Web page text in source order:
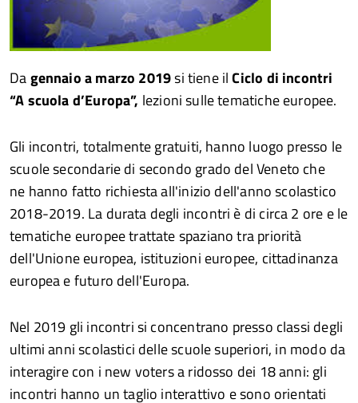
Dagennaio a marzo 2019si tiene ilCiclo di incontri
“A scuola d’Europa”, lezioni sulle tematiche europee.
Gli incontri, totalmente gratuiti, hanno luogo presso le
scuole secondarie di secondo grado del Veneto che
ne hanno fatto richiesta all'inizio dell'anno scolastico
2018-2019. La durata degli incontri è di circa 2 ore e le
tematiche europee trattate spaziano tra priorità
dell'Unione europea, istituzioni europee, cittadinanza
europea e futuro dell'Europa.
Nel 2019 gli incontri si concentrano presso classi degli
ultimi anni scolastici delle scuole superiori, in modo da
interagire con i new voters a ridosso dei 18 anni: gli
incontri hanno un taglio interattivo e sono orientati